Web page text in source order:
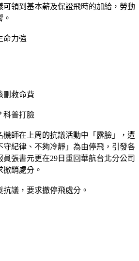
可領到基本薪及保證飛時的加給，勞動
命力強
刪救命費
科普打臉
機師在上周的抗議活動中「露臉」，遭
守紀律、不夠冷靜」為由停飛，引發各
張書元更在29日重回華航台北分公司
銷處分。
議，要求撤停飛處分。